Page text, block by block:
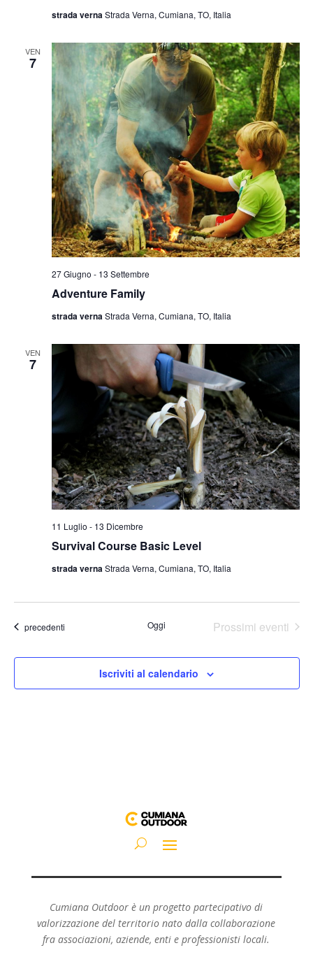
strada verna Strada Verna, Cumiana, TO, Italia
VEN
7
Adventure Family
27 Giugno - 13 Settembre
strada vernaStrada Verna, Cumiana, TO, Italia
VEN
7
Survival Course Basic Level
11 Luglio - 13 Dicembre
strada vernaStrada Verna, Cumiana, TO, Italia
Eventi
precedenti Oggi Prossimi eventi
Iscriviti al calendario
Cumiana Outdoor è un progetto partecipativo di
valorizzazione del territorio nato dalla collaborazione
fra associazioni, aziende, enti e professionisti locali.